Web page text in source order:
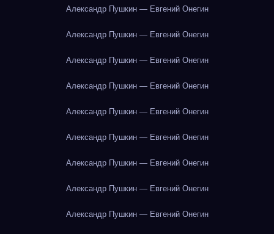
Александр Пушкин — Евгений Онегин
Александр Пушкин — Евгений Онегин
Александр Пушкин — Евгений Онегин
Александр Пушкин — Евгений Онегин
Александр Пушкин — Евгений Онегин
Александр Пушкин — Евгений Онегин
Александр Пушкин — Евгений Онегин
Александр Пушкин — Евгений Онегин
Александр Пушкин — Евгений Онегин